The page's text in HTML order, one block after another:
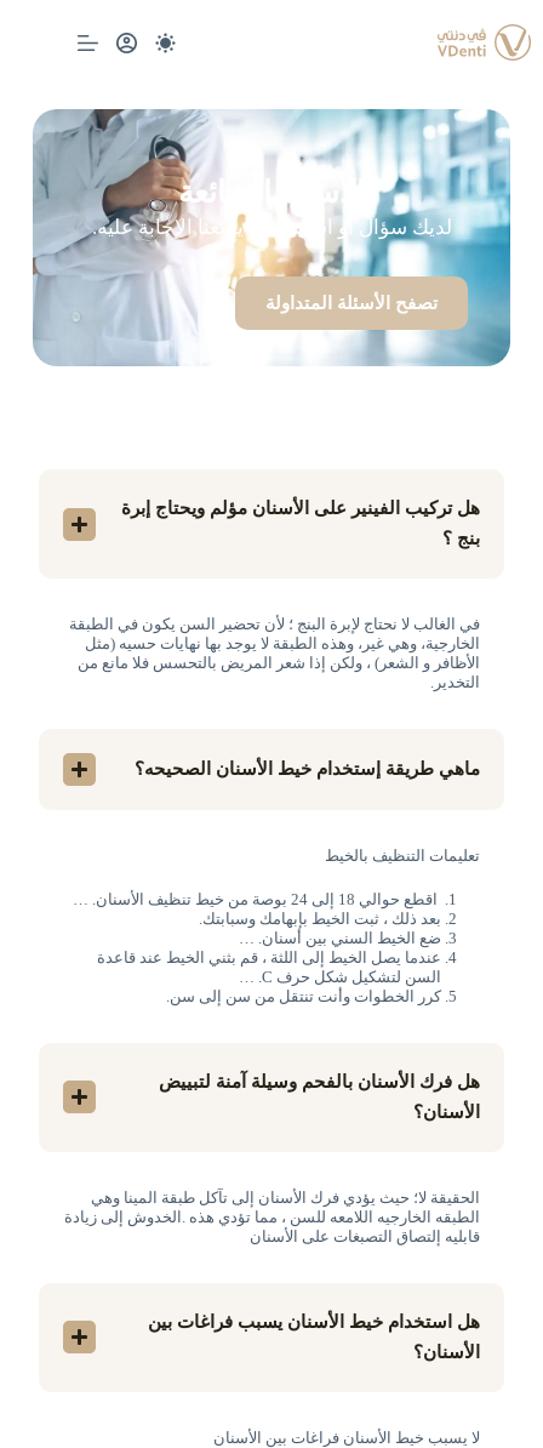
الأسئلة الشائعة
لديك سؤال أو استفسار؟ يسعنا الإجابة عليه.
تصفح الأسئلة المتداولة
هل تركيب الفينير على الأسنان مؤلم ويحتاج إبرة
بنج ؟
في الغالب لا نحتاج لإبرة البنج ؛ لأن تحضير السن يكون في الطبقة
الخارجية، وهي غير، وهذه الطبقة لا يوجد بها نهايات حسيه (مثل
الأظافر و الشعر) ، ولكن إذا شعر المريض بالتحسس فلا مانع من
التخدير.
ماهي طريقة إستخدام خيط الأسنان الصحيحه؟
تعليمات التنظيف بالخيط
اقطع حوالي 18 إلى 24 بوصة من خيط تنظيف الأسنان. …
بعد ذلك ، ثبت الخيط بإبهامك وسبابتك.
ضع الخيط السني بين أسنان. …
عندما يصل الخيط إلى اللثة ، قم بثني الخيط عند قاعدة
السن لتشكيل شكل حرف C. …
كرر الخطوات وأنت تنتقل من سن إلى سن.
هل فرك الأسنان بالفحم وسيلة آمنة لتبييض
الأسنان؟
الحقيقة لا؛ حيث يؤدي فرك الأسنان إلى تآكل طبقة المينا وهي
الطبقه الخارجيه اللامعه للسن ، مما تؤدي هذه .الخدوش إلى زيادة
قابليه إلتصاق التصبغات على الأسنان
هل استخدام خيط الأسنان يسبب فراغات بين
الأسنان؟
لا يسبب خيط الأسنان فراغات بين الأسنان